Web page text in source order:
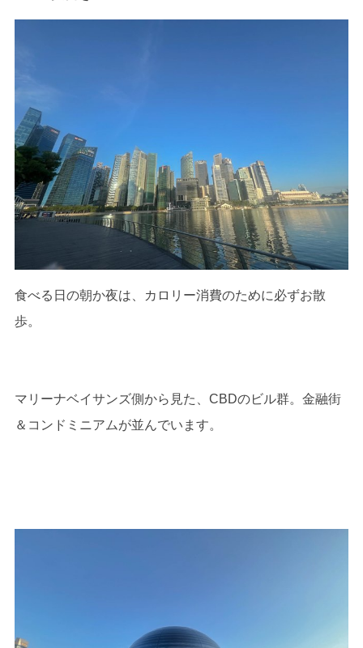
食べる日の朝か夜は、カロリー消費のために必ずお散
歩。
マリーナベイサンズ側から見た、CBDのビル群。金融街
＆コンドミニアムが並んでいます。